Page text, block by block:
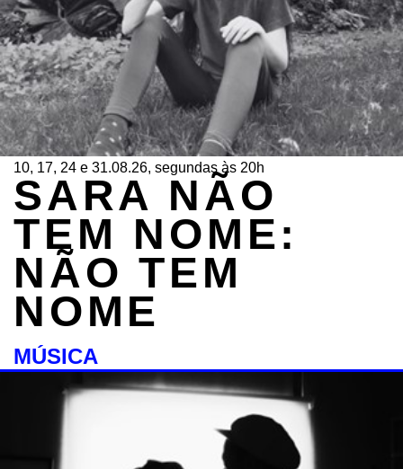
10, 17, 24 e 31.08.26, segundas às 20h
SARA NÃO
TEM NOME:
NÃO TEM
NOME
MÚSICA